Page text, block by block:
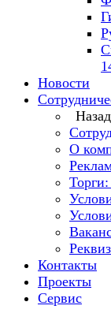
Новости
Назад
О
Контакты
Проекты
Сервис